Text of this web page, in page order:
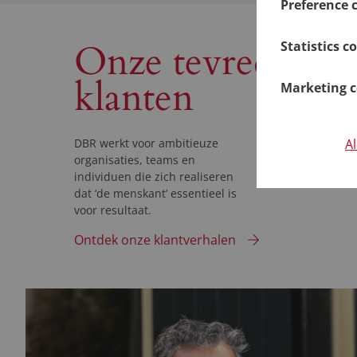
Onze tevreden
klanten
DBR werkt voor ambitieuze
organisaties, teams en
individuen die zich realiseren
dat ‘de menskant’ essentieel is
voor resultaat.
Ontdek onze klantverhalen
in our
amount to
in or filling
cookies,
any
Preference
Also known
choices
would like
can
Statistics
Also known
you use a
cookies
Marketing
These
advertising